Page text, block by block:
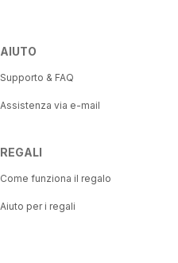
AIUTO
Supporto & FAQ
Assistenza via e-mail
REGALI
Come funziona il regalo
Aiuto per i regali